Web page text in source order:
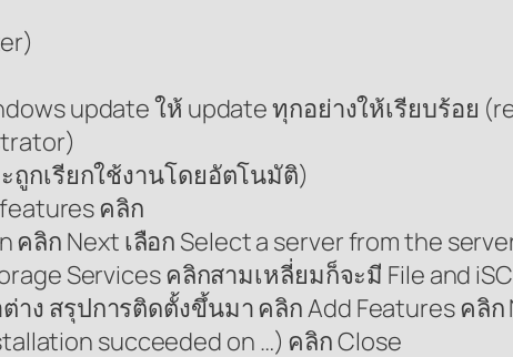
update ให้ update ทุกอย่างให้เรียบร้อย
ถูกเรียกใช้งานโดยอัตโนมัติ)
features คลิก
ลิก Next เลือก Select a server from the
Services คลิกสามเหลี่ยมก็จะมี File and
ง สรุปการติดตั้งขึ้นมา คลิก Add Features คลิก
succeeded on …) คลิก Close